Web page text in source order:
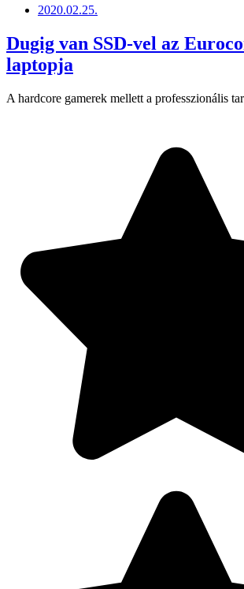
2020.02.25.
Dugig van SSD-vel az
laptopja
A hardcore gamerek mellett a professzionális